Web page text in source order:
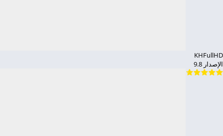
KHFullHD
الإصدار 9.8